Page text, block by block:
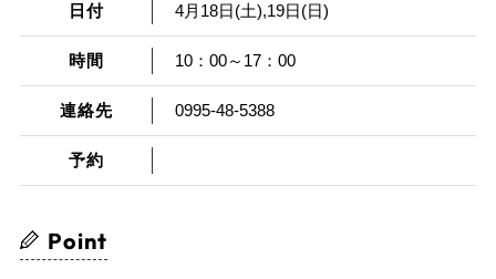
日付 4月18日(土),19日(日)
時間 10：00～17：00
連絡先 0995-48-5388
予約
Point